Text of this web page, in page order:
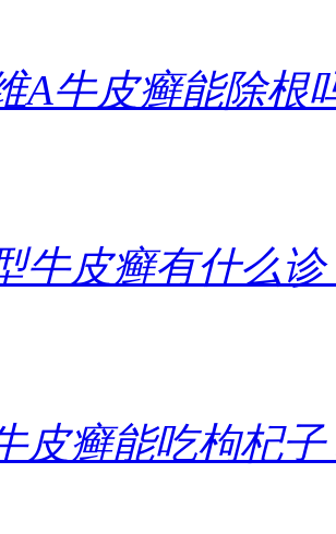
A牛皮癣能除根
牛皮癣有什么诊
皮癣能吃枸杞子